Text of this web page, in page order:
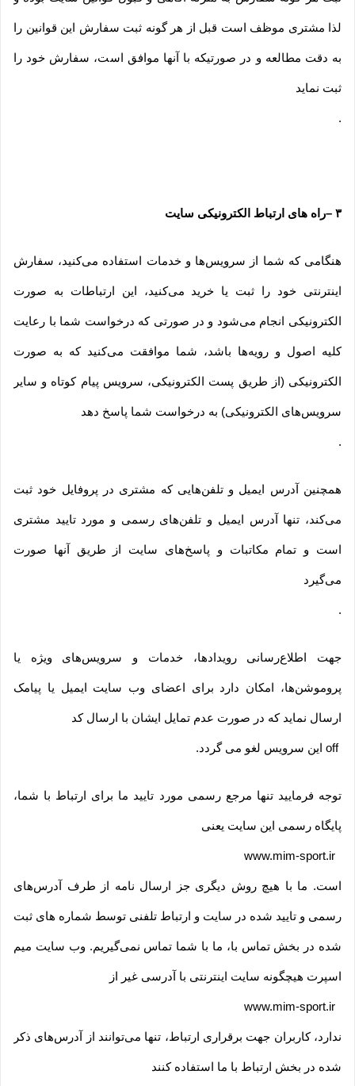
لذا مشتری موظف است قبل از هر گونه ثبت سفارش این قوانین را
به دقت مطالعه و در صورتیکه با آنها موافق است، سفارش خود را
ثبت نماید
.
۳ –راه های ارتباط الکترونیکی سایت
هنگامی که شما از سرویس‌‏ها و خدمات استفاده می‏‌کنید، سفارش
اینترنتی خود را ثبت یا خرید می‏‌کنید، این ارتباطات به صورت
الکترونیکی انجام می‏‌شود و در صورتی که درخواست شما با رعایت
کلیه اصول و رویه‏‌ها باشد، شما موافقت می‌‏کنید که به صورت
الکترونیکی (از طریق پست الکترونیکی، سرویس پیام کوتاه و سایر
سرویس‌های الکترونیکی) به درخواست شما پاسخ دهد
.
همچنین آدرس ایمیل و تلفن‌هایی که مشتری در پروفایل خود ثبت
می‌کند، تنها آدرس ایمیل و تلفن‌های رسمی و مورد تایید مشتری
است و تمام مکاتبات و پاسخ‌های سایت از طریق آنها صورت
می‌گیرد
.
جهت اطلاع‌رسانی رویدادها، خدمات و سرویس‌های ویژه یا
پروموشن‌ها، امکان دارد برای اعضای وب سایت ایمیل یا پیامک
ارسال نماید که در صورت عدم تمایل ایشان با ارسال کد
off این سرویس لغو می گردد.
توجه فرمایید تنها مرجع رسمی مورد تایید ما برای ارتباط با شما،
پایگاه رسمی این سایت یعنی
www.mim-sport.ir
است. ما با هیچ روش دیگری جز ارسال نامه از طرف آدرس‏‌های
رسمی و تایید شده در سایت و ارتباط تلفنی توسط شماره های ثبت
شده در بخش تماس با، ما با شما تماس نمی‌‏گیریم. وب سایت میم
اسپرت هیچگونه سایت اینترنتی با آدرسی غیر از
www.mim-sport.ir
ندارد، کاربران جهت برقراری ارتباط، تنها می‏‌توانند از آدرس‌‏های ذکر
شده در بخش ارتباط با ما استفاده کنند